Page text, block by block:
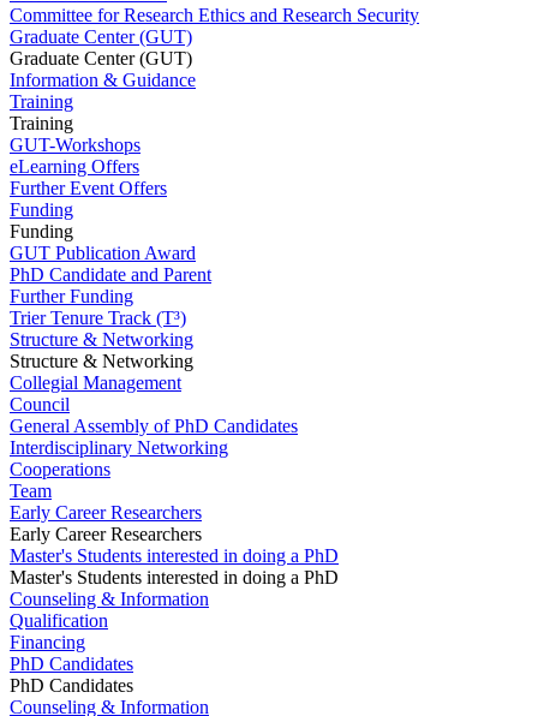
Committee for Research Ethics and Research Security
Graduate Center (GUT)
Graduate Center (GUT)
Information & Guidance
Training
Training
GUT-Workshops
eLearning Offers
Further Event Offers
Funding
Funding
GUT Publication Award
PhD Candidate and Parent
Further Funding
Trier Tenure Track (T³)
Structure & Networking
Structure & Networking
Collegial Management
Council
General Assembly of PhD Candidates
Interdisciplinary Networking
Cooperations
Team
Early Career Researchers
Early Career Researchers
Master's Students interested in doing a PhD
Master's Students interested in doing a PhD
Counseling & Information
Qualification
Financing
PhD Candidates
PhD Candidates
Counseling & Information